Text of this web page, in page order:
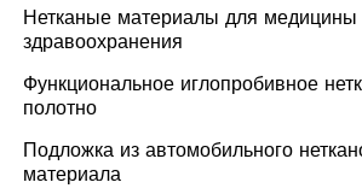
Нетканые материалы для медицины
здравоохранения
Функциональное иглопробивное
полотно
Подложка из автомобильного
материала